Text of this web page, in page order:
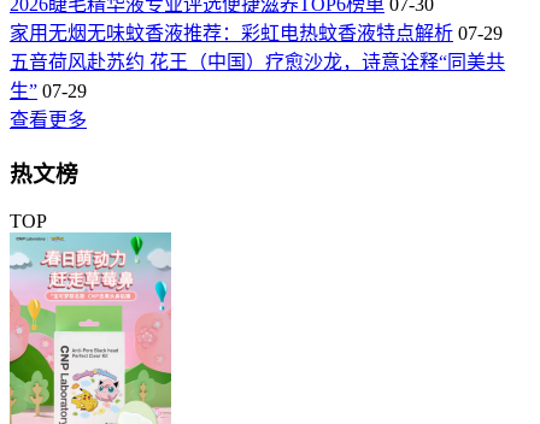
2026睫毛精华液专业评选便捷滋养TOP6榜单 07-30
家用无烟无味蚊香液推荐：彩虹电热蚊香液特点解析 07-29
五音荷风赴苏约 花王（中国）疗愈沙龙，诗意诠释“同美共
生” 07-29
查看更多
热文榜
TOP